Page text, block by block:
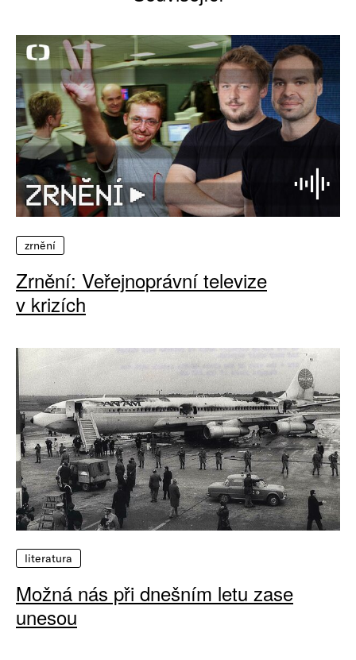
zrnění
Zrnění: Veřejnoprávní televize
v krizích
literatura
Možná nás při dnešním letu zase
unesou